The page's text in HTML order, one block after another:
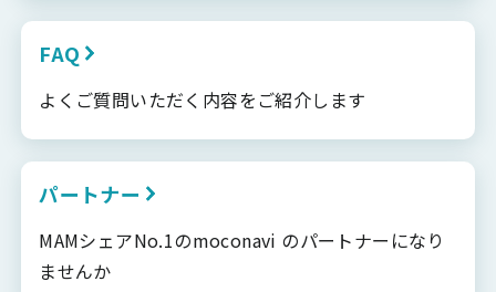
FAQ
よくご質問いただく内容をご紹介します
パートナー
MAMシェアNo.1のmoconavi のパートナーになり
ませんか